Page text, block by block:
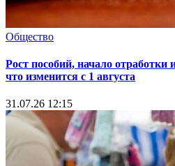
Общество
Рост пособий, начало
что изменится с 1 августа
31.07.26 12:15